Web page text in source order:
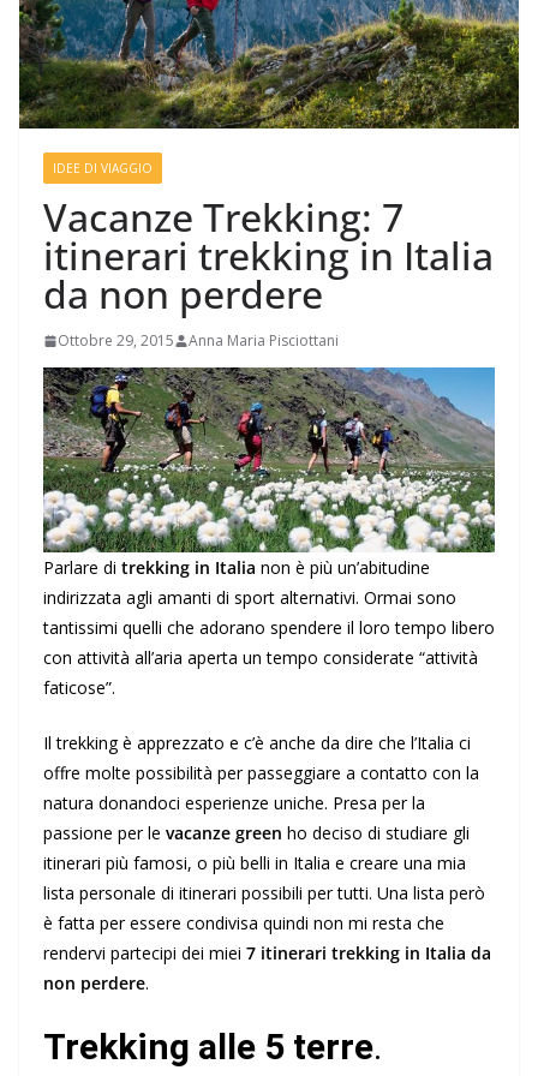
IDEE DI VIAGGIO
Vacanze Trekking: 7
itinerari trekking in Italia
da non perdere
Ottobre 29, 2015 Anna Maria Pisciottani
Parlare di trekking in Italia non è più un’abitudine
indirizzata agli amanti di sport alternativi. Ormai sono
tantissimi quelli che adorano spendere il loro tempo libero
con attività all’aria aperta un tempo considerate “attività
faticose”.
Il trekking è apprezzato e c’è anche da dire che l’Italia ci
offre molte possibilità per passeggiare a contatto con la
natura donandoci esperienze uniche. Presa per la
passione per le vacanze green ho deciso di studiare gli
itinerari più famosi, o più belli in Italia e creare una mia
lista personale di itinerari possibili per tutti. Una lista però
è fatta per essere condivisa quindi non mi resta che
rendervi partecipi dei miei 7 itinerari trekking in Italia da
non perdere.
Trekking alle 5 terre.